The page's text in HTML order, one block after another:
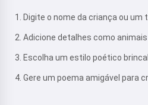
Digite o nome da criança ou um
Adicione detalhes como
Escolha um estilo poético
Gere um poema amigável para